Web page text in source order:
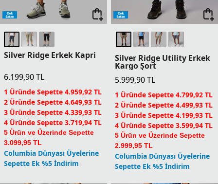
Silver Ridge Erkek Kapri
6.199,90TL
Silver Ridge Utility Erkek
Kargo Şort
5.999,90TL